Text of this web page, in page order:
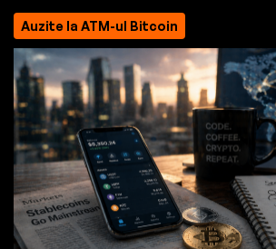
Auzite la ATM-ul Bitcoin